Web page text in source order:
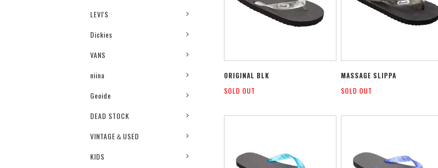
LEVI'S
Dickies
VANS
niina
Geoide
DEAD STOCK
VINTAGE＆USED
KIDS
ORIGINAL BLK
SOLD OUT
MASSAGE SLIPPA
SOLD OUT